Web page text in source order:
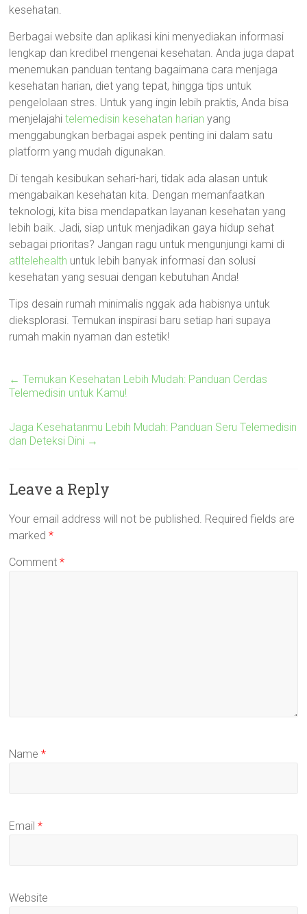
kesehatan.
Berbagai website dan aplikasi kini menyediakan informasi
lengkap dan kredibel mengenai kesehatan. Anda juga dapat
menemukan panduan tentang bagaimana cara menjaga
kesehatan harian, diet yang tepat, hingga tips untuk
pengelolaan stres. Untuk yang ingin lebih praktis, Anda bisa
menjelajahitelemedisin kesehatan harian yang
menggabungkan berbagai aspek penting ini dalam satu
platform yang mudah digunakan.
Di tengah kesibukan sehari-hari, tidak ada alasan untuk
mengabaikan kesehatan kita. Dengan memanfaatkan
teknologi, kita bisa mendapatkan layanan kesehatan yang
lebih baik. Jadi, siap untuk menjadikan gaya hidup sehat
sebagai prioritas? Jangan ragu untuk mengunjungi kami di
atltelehealth untuk lebih banyak informasi dan solusi
kesehatan yang sesuai dengan kebutuhan Anda!
Tips desain rumah minimalis nggak ada habisnya untuk
dieksplorasi. Temukan inspirasi baru setiap hari supaya
rumah makin nyaman dan estetik!
← Temukan Kesehatan Lebih Mudah: Panduan Cerdas
Telemedisin untuk Kamu!
Jaga Kesehatanmu Lebih Mudah: Panduan Seru Telemedisin
dan Deteksi Dini →
Leave a Reply
Your email address will not be published. Required fields are
marked*
Comment*
Name*
Email*
Website